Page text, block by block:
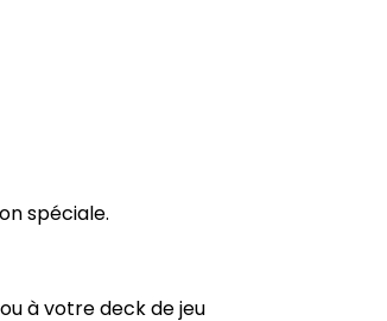
spéciale.
à votre deck de jeu